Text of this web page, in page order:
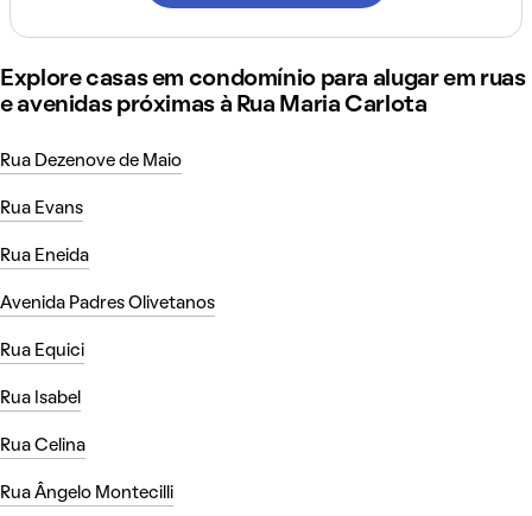
Explore casas em condomínio para alugar em ruas
e avenidas próximas à Rua Maria Carlota
Rua Dezenove de Maio
Rua Evans
Rua Eneida
Avenida Padres Olivetanos
Rua Equici
Rua Isabel
Rua Celina
Rua Ângelo Montecilli